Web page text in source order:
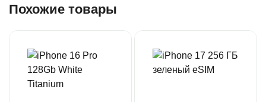
Похожие товары